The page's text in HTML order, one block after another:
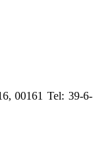
00161 Tel: 39-6-